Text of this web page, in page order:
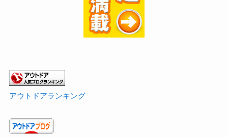
アウトドアランキング